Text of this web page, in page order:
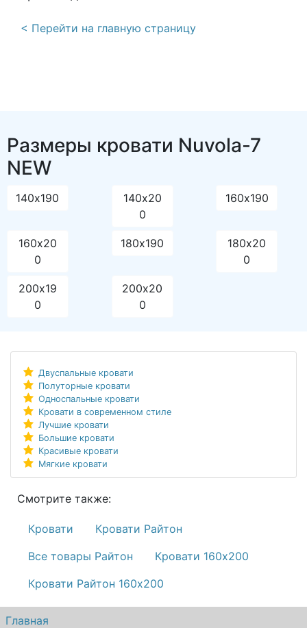
< Перейти на главную страницу
Размеры кровати Nuvola-7
NEW
140х190
140х20
0
160х190
160х20
0
180х190
180х20
0
200х19
0
200х20
0
Двуспальные кровати
Полуторные кровати
Односпальные кровати
Кровати в современном стиле
Лучшие кровати
Большие кровати
Красивые кровати
Мягкие кровати
Смотрите также:
Кровати
Кровати Райтон
Все товары Райтон
Кровати 160х200
Кровати Райтон 160х200
Главная